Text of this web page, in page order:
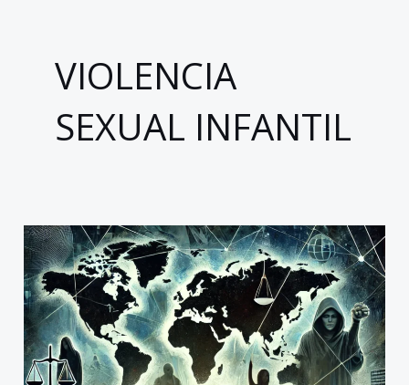
VIOLENCIA
SEXUAL INFANTIL
Violencia
sexual
infantil
y
adolescente